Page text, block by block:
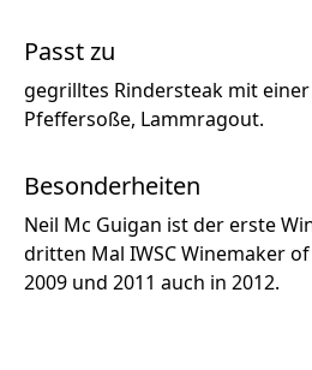
Passt zu
gegrilltes Rindersteak mit
Pfeffersoße, Lammragout.
Besonderheiten
Neil Mc Guigan ist der erste
dritten Mal IWSC Winemaker
2009 und 2011 auch in 2012.